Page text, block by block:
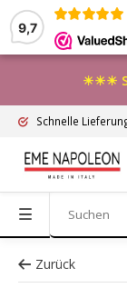
9,7
☀☀☀ S
Schnelle
Zurück